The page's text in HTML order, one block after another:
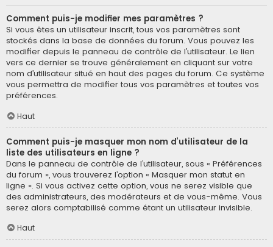
Comment puis-je modifier mes paramètres ?
Si vous êtes un utilisateur inscrit, tous vos paramètres sont
stockés dans la base de données du forum. Vous pouvez les
modifier depuis le panneau de contrôle de l’utilisateur. Le lien
vers ce dernier se trouve généralement en cliquant sur votre
nom d’utilisateur situé en haut des pages du forum. Ce système
vous permettra de modifier tous vos paramètres et toutes vos
préférences.
Haut
Comment puis-je masquer mon nom d’utilisateur de la
liste des utilisateurs en ligne ?
Dans le panneau de contrôle de l’utilisateur, sous « Préférences
du forum », vous trouverez l’option « Masquer mon statut en
ligne ». Si vous activez cette option, vous ne serez visible que
des administrateurs, des modérateurs et de vous-même. Vous
serez alors comptabilisé comme étant un utilisateur invisible.
Haut